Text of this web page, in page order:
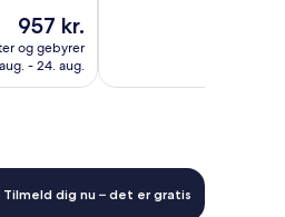
Prisen
er
957 kr.
957 kr.
og gebyrer
- 24. aug.
anmeldelser
Tilmeld dig nu – det er gratis